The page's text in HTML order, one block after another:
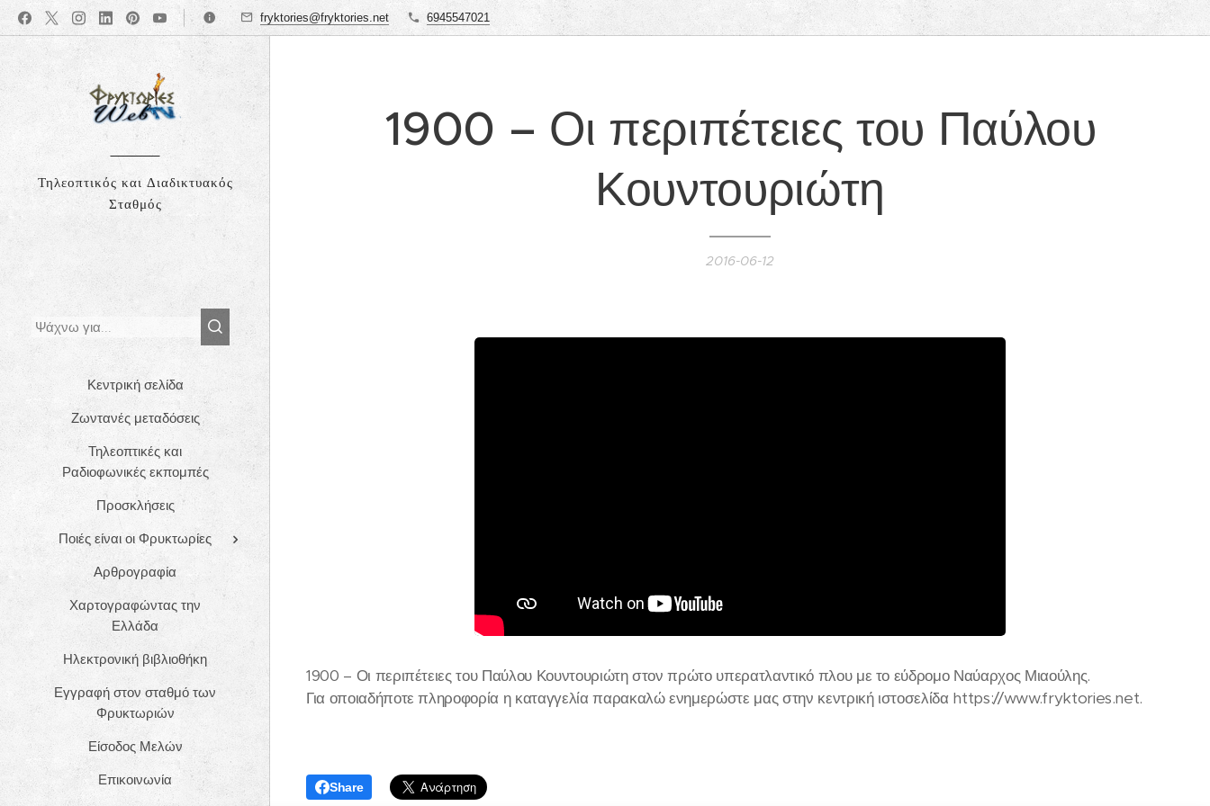
fryktories@fryktories.net 6945547021
Τηλεοπτικός και Διαδικτυακός
Σταθμός
Κεντρική σελίδα
Ζωντανές μεταδόσεις
Τηλεοπτικές και
Ραδιοφωνικές εκπομπές
Προσκλήσεις
Ποιές είναι οι Φρυκτωρίες
Αρθρογραφία
Χαρτογραφώντας την
Ελλάδα
Ηλεκτρονική βιβλιοθήκη
Εγγραφή στον σταθμό των
Φρυκτωριών
Είσοδος Μελών
Επικοινωνία
1900 – Οι περιπέτειες του Παύλου
Κουντουριώτη
2016-06-12
1900 – Οι περιπέτειες του Παύλου Κουντουριώτη στον πρώτο υπερατλαντικό πλου με το εύδρομο Ναύαρχος Μιαούλης.
Για οποιαδήποτε πληροφορία η καταγγελία παρακαλώ ενημερώστε μας στην κεντρική ιστοσελίδα https://www.fryktories.net.
Share